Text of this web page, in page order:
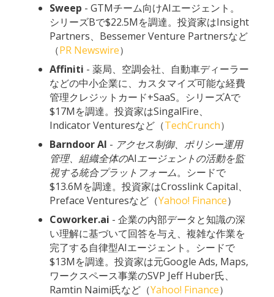
Sweep - GTMチーム向けAIエージェント。
シリーズBで$22.5Mを調達。投資家はInsight
Partners、Bessemer Venture Partnersなど
（PR Newswire）
Affiniti - 薬局、空調会社、自動車ディーラー
などの中小企業に、カスタマイズ可能な経費
管理クレジットカード+SaaS。シリーズAで
$17Mを調達。投資家はSingalFire、
Indicator Venturesなど（TechCrunch）
BarndoorAI - アクセス制御、ポリシー運用
管理、組織全体のAIエージェントの活動を監
視する統合プラットフォーム。シードで
$13.6Mを調達。投資家はCrosslink Capital、
Preface Venturesなど（Yahoo! Finance）
Coworker.ai - 企業の内部データと知識の深
い理解に基づいて回答を与え、複雑な作業を
完了する自律型AIエージェント。シードで
$13Mを調達。投資家は元Google Ads, Maps,
ワークスペース事業のSVP Jeff Huber氏、
Ramtin Naimi氏など（Yahoo! Finance）